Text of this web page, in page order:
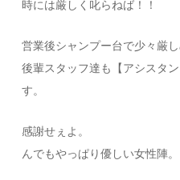
時には厳しく叱らねば！！
営業後シャンプー台で少々厳し
後輩スタッフ達も【アシスタ
す。
感謝せぇよ。
んでもやっぱり優しい女性陣。